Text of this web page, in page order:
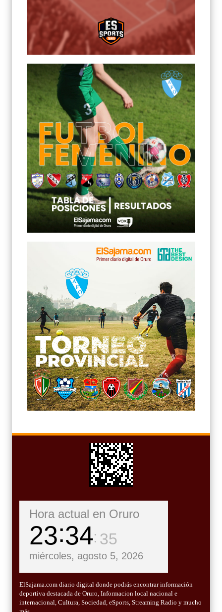
Hora actual en Oruro
23 34 36
miércoles, agosto 5, 2026
ElSajama.com diario digital donde podrás encontrar información
deportiva destacada de Oruro, Informacion local nacional e
internacional, Cultura, Sociedad, eSports, Streaming Radio y mucho